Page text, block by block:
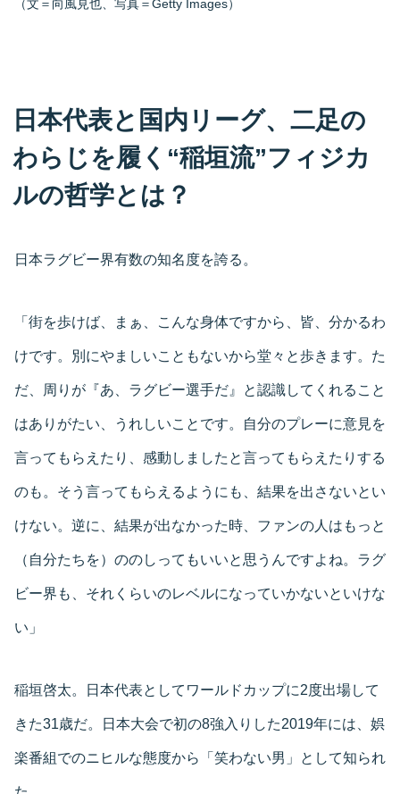
（文＝向風見也、写真＝Getty Images）
日本代表と国内リーグ、二足の
わらじを履く“稲垣流”フィジカ
ルの哲学とは？
日本ラグビー界有数の知名度を誇る。
「街を歩けば、まぁ、こんな身体ですから、皆、分かるわ
けです。別にやましいこともないから堂々と歩きます。た
だ、周りが『あ、ラグビー選手だ』と認識してくれること
はありがたい、うれしいことです。自分のプレーに意見を
言ってもらえたり、感動しましたと言ってもらえたりする
のも。そう言ってもらえるようにも、結果を出さないとい
けない。逆に、結果が出なかった時、ファンの人はもっと
（自分たちを）ののしってもいいと思うんですよね。ラグ
ビー界も、それくらいのレベルになっていかないといけな
い」
稲垣啓太。日本代表としてワールドカップに2度出場して
きた31歳だ。日本大会で初の8強入りした2019年には、娯
楽番組でのニヒルな態度から「笑わない男」として知られ